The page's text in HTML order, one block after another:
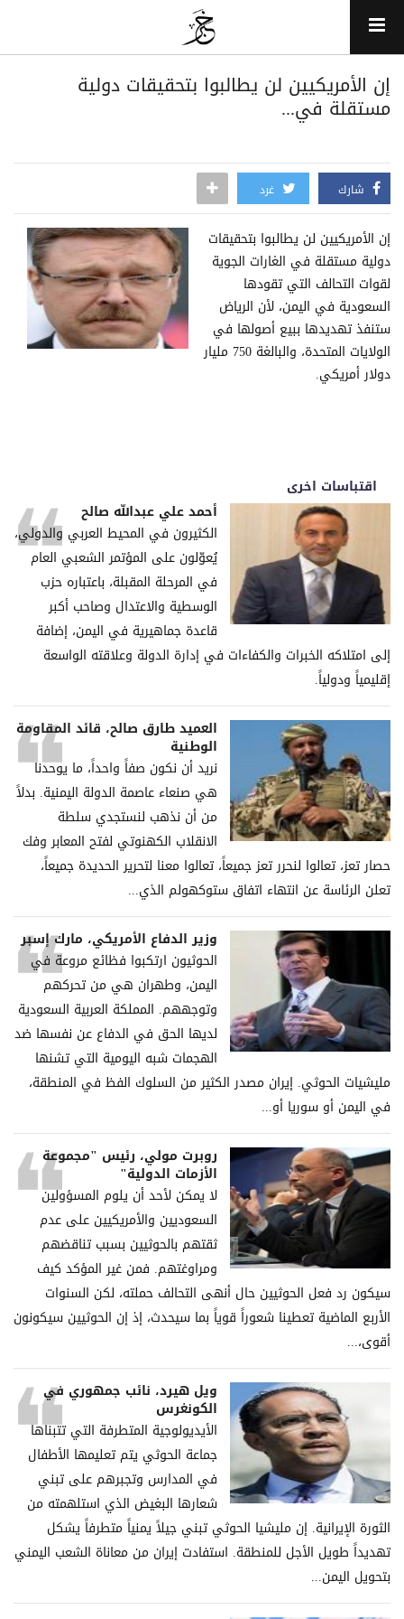
إن الأمريكيين لن يطالبوا بتحقيقات دولية
مستقلة في...
شارك غرد
إن الأمريكيين لن يطالبوا بتحقيقات
دولية مستقلة في الغارات الجوية
لقوات التحالف التي تقودها
السعودية في اليمن، لأن الرياض
ستنفذ تهديدها ببيع أصولها في
الولايات المتحدة، والبالغة 750 مليار
دولار أمريكي.
اقتباسات اخرى
أحمد علي عبدالله صالح
الكثيرون في المحيط العربي والدولي،
يُعوّلون على المؤتمر الشعبي العام
في المرحلة المقبلة، باعتباره حزب
الوسطية والاعتدال وصاحب أكبر
قاعدة جماهيرية في اليمن، إضافة
إلى امتلاكه الخبرات والكفاءات في إدارة الدولة وعلاقته الواسعة
إقليمياً ودولياً.
العميد طارق صالح، قائد المقاومة
الوطنية
نريد أن نكون صفاً واحداً، ما يوحدنا
هي صنعاء عاصمة الدولة اليمنية. بدلاً
من أن نذهب لنستجدي سلطة
الانقلاب الكهنوتي لفتح المعابر وفك
حصار تعز، تعالوا لنحرر تعز جميعاً، تعالوا معنا لتحرير الحديدة جميعاً،
تعلن الرئاسة عن انتهاء اتفاق ستوكهولم الذي...
وزير الدفاع الأمريكي، مارك إسبر
الحوثيون ارتكبوا فظائع مروعة في
اليمن، وطهران هي من تحركهم
وتوجههم. المملكة العربية السعودية
لديها الحق في الدفاع عن نفسها ضد
الهجمات شبه اليومية التي تشنها
مليشيات الحوثي. إيران مصدر الكثير من السلوك الفظ في المنطقة،
في اليمن أو سوريا أو...
روبرت مولي، رئيس "مجموعة
الأزمات الدولية"
لا يمكن لأحد أن يلوم المسؤولين
السعوديين والأمريكيين على عدم
ثقتهم بالحوثيين بسبب تناقضهم
ومراوغتهم. فمن غير المؤكد كيف
سيكون رد فعل الحوثيين حال أنهى التحالف حملته، لكن السنوات
الأربع الماضية تعطينا شعوراً قوياً بما سيحدث، إذ إن الحوثيين سيكونون
أقوى،...
ويل هيرد، نائب جمهوري في
الكونغرس
الأيديولوجية المتطرفة التي تتبناها
جماعة الحوثي يتم تعليمها الأطفال
في المدارس وتجبرهم على تبني
شعارها البغيض الذي استلهمته من
الثورة الإيرانية. إن مليشيا الحوثي تبني جيلاً يمنياً متطرفاً يشكل
تهديداً طويل الأجل للمنطقة. استفادت إيران من معاناة الشعب اليمني
بتحويل اليمن...